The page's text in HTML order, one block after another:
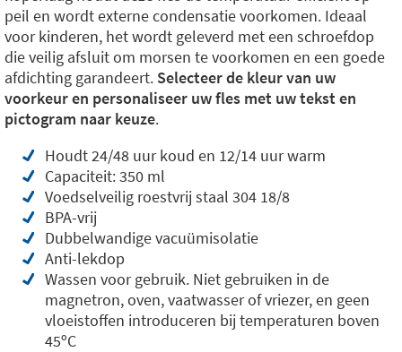
peil en wordt externe condensatie voorkomen. Ideaal
voor kinderen, het wordt geleverd met een schroefdop
die veilig afsluit om morsen te voorkomen en een goede
afdichting garandeert. Selecteer de kleur van uw
voorkeur en personaliseer uw fles met uw tekst en
pictogram naar keuze.
Houdt 24/48 uur koud en 12/14 uur warm
Capaciteit: 350 ml
Voedselveilig roestvrij staal 304 18/8
BPA-vrij
Dubbelwandige vacuümisolatie
Anti-lekdop
Wassen voor gebruik. Niet gebruiken in de
magnetron, oven, vaatwasser of vriezer, en geen
vloeistoffen introduceren bij temperaturen boven
45ºC